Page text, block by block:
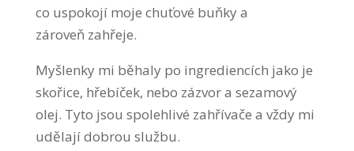
co uspokojí moje chuťové buňky a
zároveň zahřeje.
Myšlenky mi běhaly po ingrediencích jako je
skořice, hřebíček, nebo zázvor a sezamový
olej. Tyto jsou spolehlivé zahřívače a vždy mi
udělají dobrou službu.